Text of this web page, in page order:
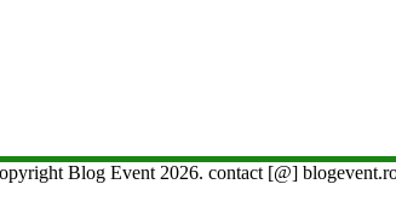
Blog Event 2026. contact [@]